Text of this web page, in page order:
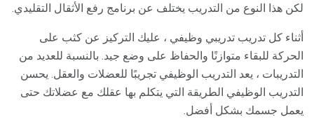
لكن هذا النوع من التدريب يختلف عن برنامج رفع الأثقال التقليدي.
أثناء كل تدريب تدريبي وظيفي ، عليك التركيز عن كثب على
الحركة للبقاء متوازنًا والحفاظ على وضع جيد. بالنسبة للعديد من
التدريبات ، يعد التدريب الوظيفي تجريبًا للعضلات والعقل. يحسن
التدريب الوظيفي الطريقة التي يتكلم بها عقلك مع عضلاتك حتى
يعمل جسمك بشكل أفضل.